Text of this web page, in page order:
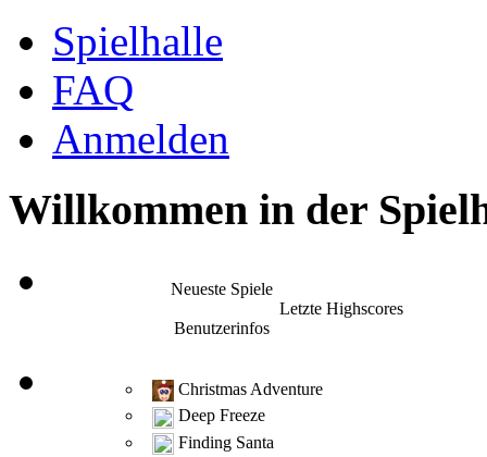
Spielhalle
FAQ
Anmelden
Willkommen in der
Neueste Spiele
Letzte Highscores
Benutzerinfos
Christmas Adventure
Deep Freeze
Finding Santa